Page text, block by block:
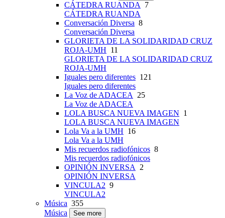
CÁTEDRA RUANDA 7
CÁTEDRA RUANDA
Conversación Diversa 8
Conversación Diversa
GLORIETA DE LA SOLIDARIDAD CRUZ
ROJA-UMH 11
GLORIETA DE LA SOLIDARIDAD CRUZ
ROJA-UMH
Iguales pero diferentes 121
Iguales pero diferentes
La Voz de ADACEA 25
La Voz de ADACEA
LOLA BUSCA NUEVA IMAGEN 1
LOLA BUSCA NUEVA IMAGEN
Lola Va a la UMH 16
Lola Va a la UMH
Mis recuerdos radiofónicos 8
Mis recuerdos radiofónicos
OPINIÓN INVERSA 2
OPINIÓN INVERSA
VINCULA2 9
VINCULA2
Música 355
Música
See more